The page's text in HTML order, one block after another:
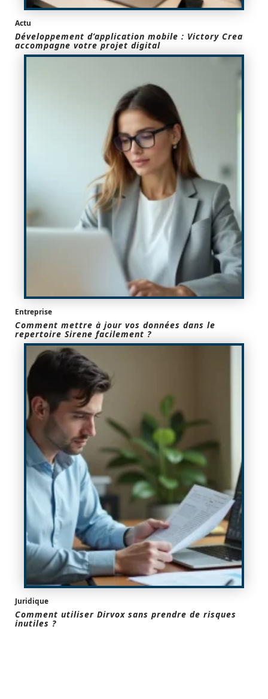
Actu
Développement d’application mobile : Victory Crea
accompagne votre projet digital
Entreprise
Comment mettre à jour vos données dans le
repertoire Sirene facilement ?
Juridique
Comment utiliser Dirvox sans prendre de risques
inutiles ?